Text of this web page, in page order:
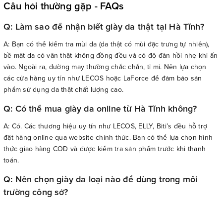
Câu hỏi thường gặp - FAQs
Q: Làm sao để nhận biết giày da thật tại Hà Tĩnh?
A: Bạn có thể kiểm tra mùi da (da thật có mùi đặc trưng tự nhiên),
bề mặt da có vân thật không đồng đều và có độ đàn hồi nhẹ khi ấn
vào. Ngoài ra, đường may thường chắc chắn, tỉ mỉ. Nên lựa chọn
các cửa hàng uy tín như LECOS hoặc LaForce để đảm bảo sản
phẩm sử dụng da thật chất lượng cao.
Q: Có thể mua giày da online từ Hà Tĩnh không?
A: Có. Các thương hiệu uy tín như LECOS, ELLY, Biti’s đều hỗ trợ
đặt hàng online qua website chính thức. Bạn có thể lựa chọn hình
thức giao hàng COD và được kiểm tra sản phẩm trước khi thanh
toán.
Q: Nên chọn giày da loại nào để dùng trong môi
trường công sở?